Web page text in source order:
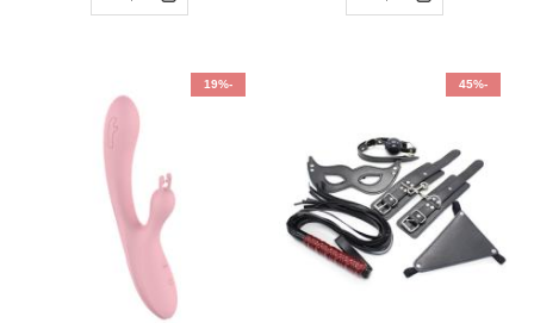
-45%
-19%